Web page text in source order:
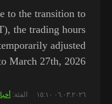
to the transition to
the trading hours
adjusted
March 27th, 2026.
٠٦.٠٣.٢٠٢٦ ١٥:١٠ الفئة: